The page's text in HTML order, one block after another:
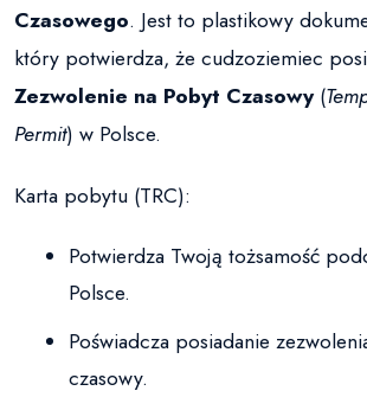
Czasowego. Jest to plastikowy
który potwierdza, że cudzoziemiec
Zezwolenie na Pobyt Czasowy(
Permit) w Polsce.
Karta pobytu (TRC):
Potwierdza Twoją tożsamość
Polsce.
Poświadcza posiadanie
czasowy.